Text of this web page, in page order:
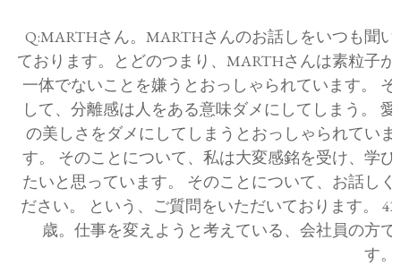
Q:MARTHさん。MARTHさんのお話しをいつも聞い
ております。とどのつまり、MARTHさんは素粒子が
一体でないことを嫌うとおっしゃられています。 そ
して、分離感は人をある意味ダメにしてしまう。 愛
の美しさをダメにしてしまうとおっしゃられていま
す。 そのことについて、私は大変感銘を受け、学び
たいと思っています。 そのことについて、お話しく
ださい。 という、ご質問をいただいております。 43
歳。仕事を変えようと考えている、会社員の方で
す。